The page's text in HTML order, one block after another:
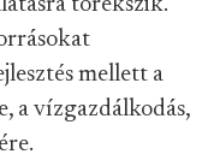
törekszik.
mellett a
a vízgazdálkodás,